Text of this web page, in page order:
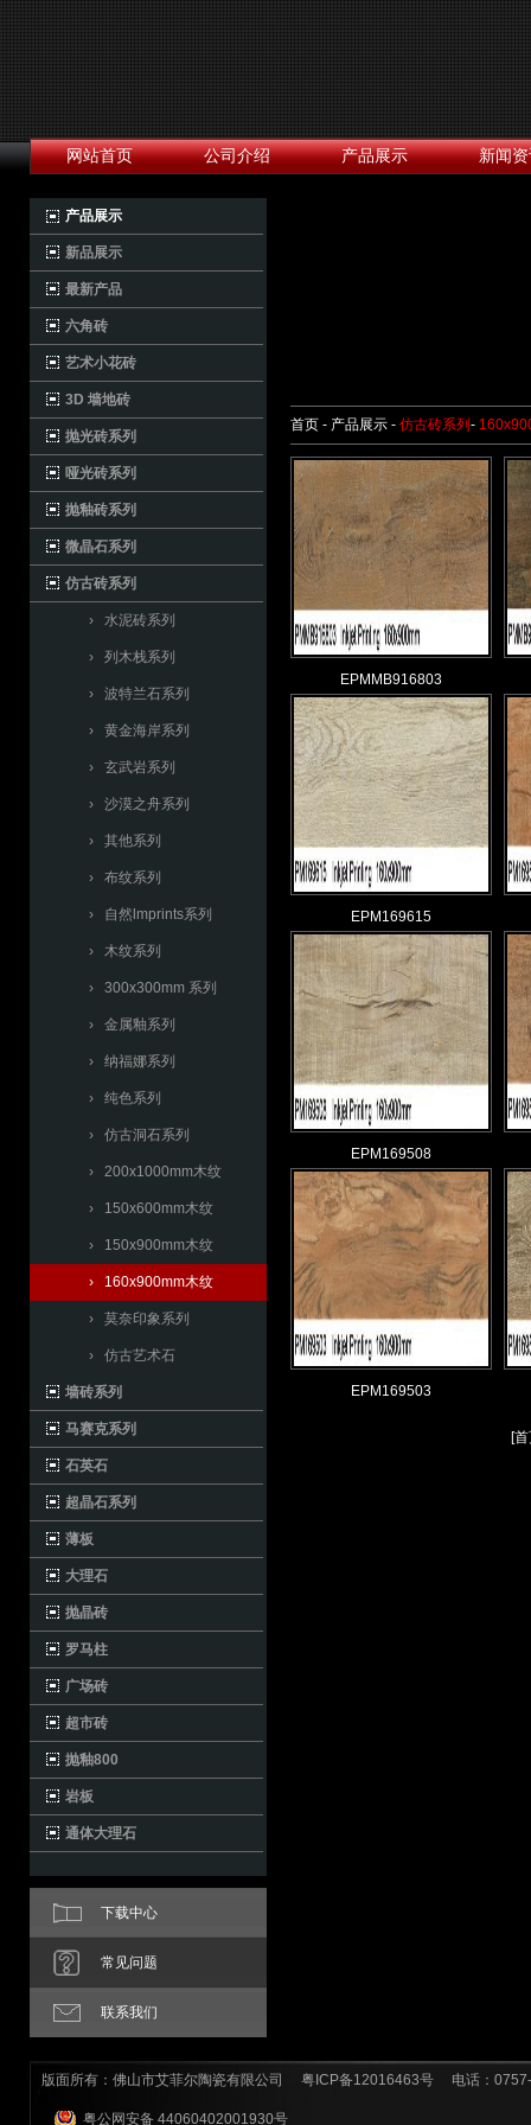
网站首页 公司介绍 产品展示 新闻
产品展示
新品展示
最新产品
六角砖
艺术小花砖
3D 墙地砖
抛光砖系列
哑光砖系列
抛釉砖系列
微晶石系列
仿古砖系列
› 水泥砖系列
› 列木栈系列
› 波特兰石系列
› 黄金海岸系列
› 玄武岩系列
› 沙漠之舟系列
› 其他系列
› 布纹系列
› 自然lmprints系列
› 木纹系列
› 300x300mm 系列
› 金属釉系列
› 纳福娜系列
› 纯色系列
› 仿古洞石系列
› 200x1000mm木纹
› 150x600mm木纹
› 150x900mm木纹
› 160x900mm木纹
› 莫奈印象系列
› 仿古艺术石
墙砖系列
马赛克系列
石英石
超晶石系列
薄板
大理石
抛晶砖
罗马柱
广场砖
超市砖
抛釉800
岩板
通体大理石
下载中心
常见问题
联系我们
首页 - 产品展示 - 仿古砖系列 -
EPMMB916803
EPM169615
EPM169508
EPM169503
[
版面所有：佛山市艾菲尔陶瓷有限公司 粤ICP备12016463号 电话：
粤公网安备 44060402001930号